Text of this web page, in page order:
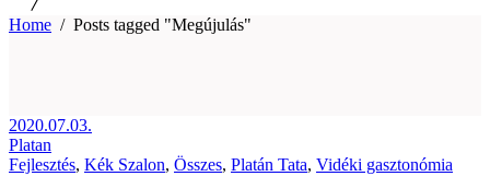
Home / Posts tagged "Megújulás"
2020.07.03.
Platan
Fejlesztés, Kék Szalon, Összes, Platán Tata, Vidéki gasztonómia